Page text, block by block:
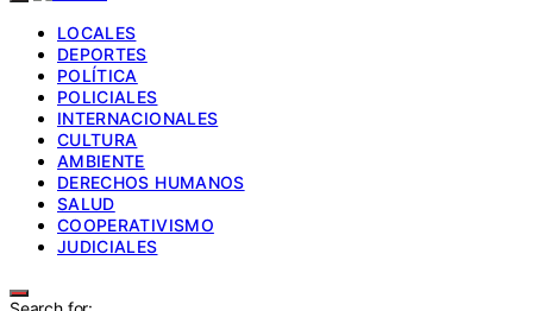
LOCALES
DEPORTES
POLÍTICA
POLICIALES
INTERNACIONALES
CULTURA
AMBIENTE
DERECHOS HUMANOS
SALUD
COOPERATIVISMO
JUDICIALES